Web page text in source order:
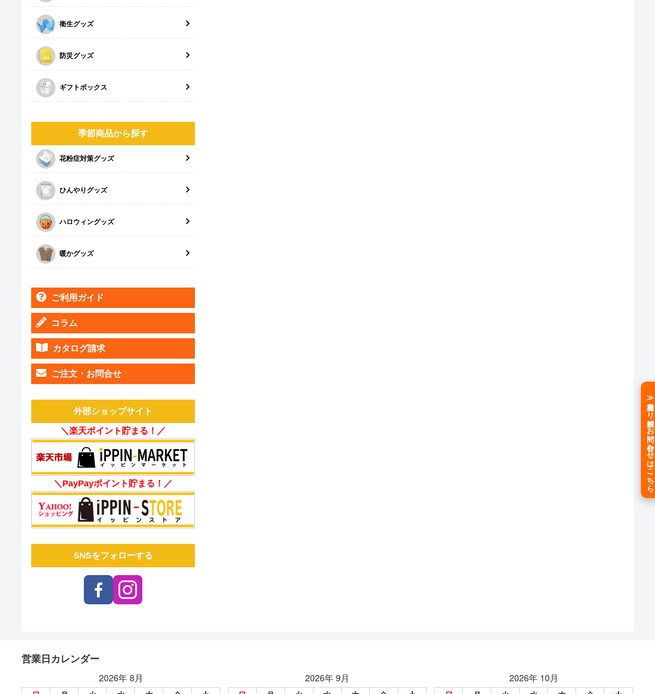
衛生グッズ
防災グッズ
ギフトボックス
季節商品から探す
花粉症対策グッズ
ひんやりグッズ
ハロウィングッズ
暖かグッズ
ご利用ガイド
コラム
カタログ請求
ご注文・お問合せ
外部ショップサイト
＼楽天ポイント貯まる！／
＼PayPayポイント貯まる！／
SNSをフォローする
営業日カレンダー
2026年 8月 2026年 9月 2026年 10月
≫見積もり依頼／お問い合わせはこちら